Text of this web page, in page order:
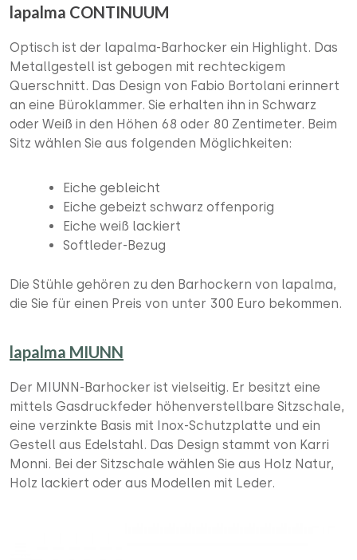
lapalma CONTINUUM
Optisch ist der lapalma-Barhocker ein Highlight. Das
Metallgestell ist gebogen mit rechteckigem
Querschnitt. Das Design von Fabio Bortolani erinnert
an eine Büroklammer. Sie erhalten ihn in Schwarz
oder Weiß in den Höhen 68 oder 80 Zentimeter. Beim
Sitz wählen Sie aus folgenden Möglichkeiten:
Eiche gebleicht
Eiche gebeizt schwarz offenporig
Eiche weiß lackiert
Softleder-Bezug
Die Stühle gehören zu den Barhockern von lapalma,
die Sie für einen Preis von unter 300 Euro bekommen.
lapalma MIUNN
Der MIUNN-Barhocker ist vielseitig. Er besitzt eine
mittels Gasdruckfeder höhenverstellbare Sitzschale,
eine verzinkte Basis mit Inox-Schutzplatte und ein
Gestell aus Edelstahl. Das Design stammt von Karri
Monni. Bei der Sitzschale wählen Sie aus Holz Natur,
Holz lackiert oder aus Modellen mit Leder.